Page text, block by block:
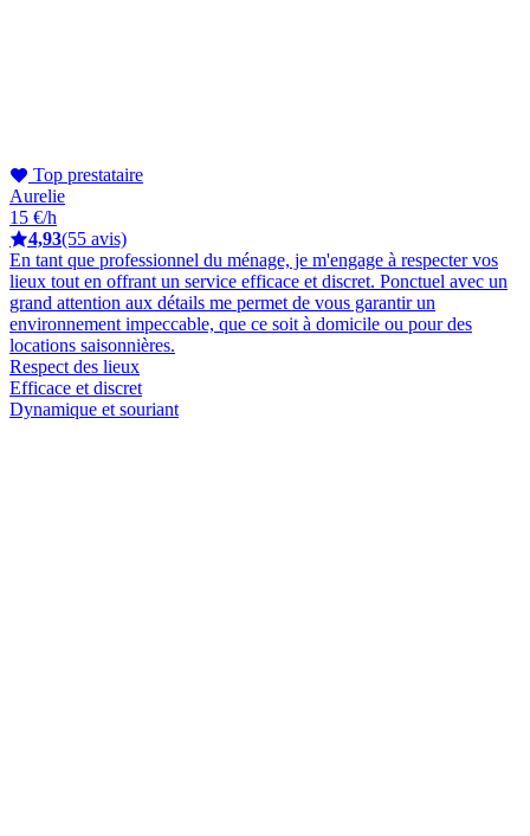
Top prestataire
Aurelie
15 €/h
4,93(55 avis)
En tant que professionnel du ménage, je m'engage à respecter vos
lieux tout en offrant un service efficace et discret. Ponctuel avec un
grand attention aux détails me permet de vous garantir un
environnement impeccable, que ce soit à domicile ou pour des
locations saisonnières.
Respect des lieux
Efficace et discret
Dynamique et souriant